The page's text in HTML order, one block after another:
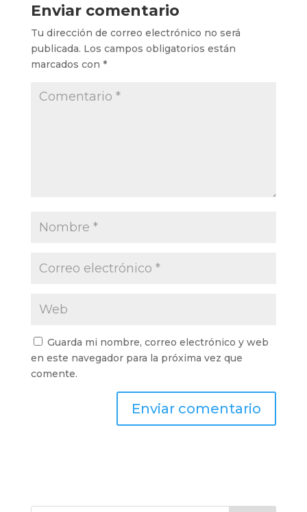
Enviar comentario
Tu dirección de correo electrónico no será
publicada. Los campos obligatorios están
marcados con *
Guarda mi nombre, correo electrónico y web
en este navegador para la próxima vez que
comente.